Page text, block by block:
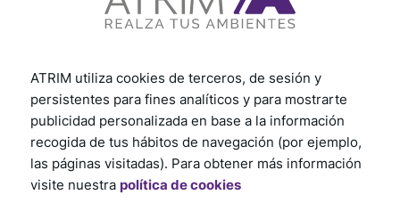
ATRIM utiliza cookies de terceros, de sesión y
persistentes para fines analíticos y para mostrarte
publicidad personalizada en base a la información
recogida de tus hábitos de navegación (por ejemplo,
las páginas visitadas). Para obtener más información
visite nuestra política de cookies